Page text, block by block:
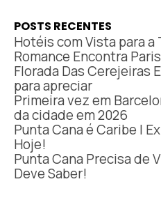
POSTS RECENTES
Hotéis com Vista para a
Romance Encontra Paris
Florada Das Cerejeiras
para apreciar
Primeira vez em
da cidade em 2026
Punta Cana é Caribe |
Hoje!
Punta Cana Precisa de
Deve Saber!